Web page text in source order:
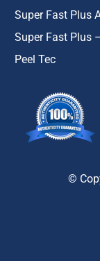
Super Fast Plus
Super Fast Plus
Peel Tec
©